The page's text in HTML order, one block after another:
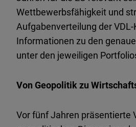
Wettbewerbsfähigkeit und
Aufgabenverteilung der
Informationen zu den
unter den jeweiligen
Von Geopolitik zu
Vor fünf Jahren präsentierte